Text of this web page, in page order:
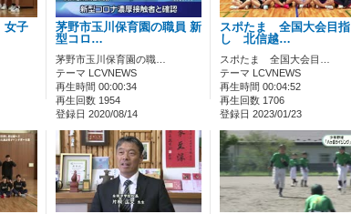
女子
茅野市玉川保育園の職員 新
型コロ…
茅野市玉川保育園の職…
テーマ LCVNEWS
再生時間 00:00:34
再生回数 1954
登録日 2020/08/14
スポたま 全国大会目指
し 北信越…
スポたま 全国大会目…
テーマ LCVNEWS
再生時間 00:04:52
再生回数 1706
登録日 2023/01/23